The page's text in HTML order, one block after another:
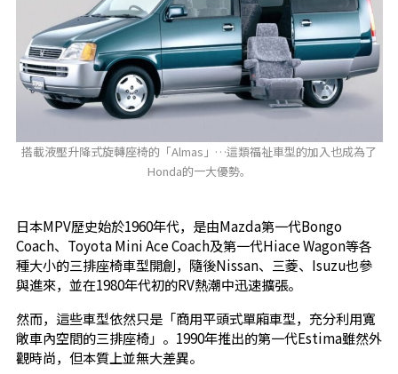
搭載液壓升降式旋轉座椅的「Almas」…這類福祉車型的加入也成為了
Honda的一大優勢。
日本MPV歷史始於1960年代，是由Mazda第一代Bongo
Coach、Toyota Mini Ace Coach及第一代Hiace Wagon等各
種大小的三排座椅車型開創，隨後Nissan、三菱、Isuzu也參
與進來，並在1980年代初的RV熱潮中迅速擴張。
然而，這些車型依然只是「商用平頭式單廂車型，充分利用寬
敞車內空間的三排座椅」。1990年推出的第一代Estima雖然外
觀時尚，但本質上並無大差異。